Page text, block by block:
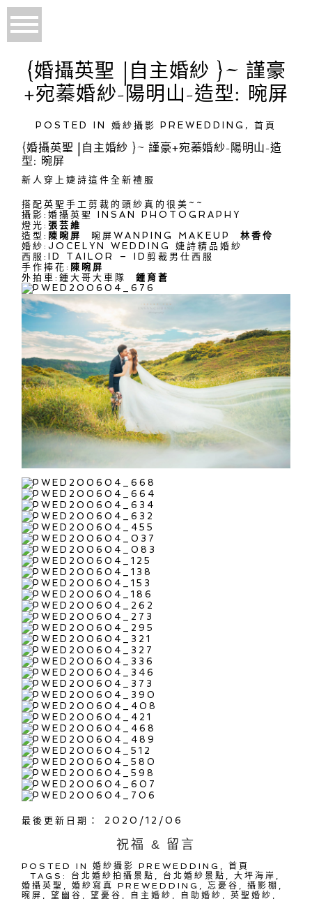
{婚攝英聖 |自主婚紗 }~ 謹豪
+宛蓁婚紗-陽明山-造型: 晼屏
POSTED IN 婚紗攝影 PREWEDDING ,首頁
{婚攝英聖 |自主婚紗 }~ 謹豪+宛蓁婚紗-陽明山-造
型: 晼屏
新人穿上婕詩這件全新禮服
搭配英聖手工剪裁的頭紗真的很美~~
攝影:婚攝英聖 INSAN PHOTOGRAPHY
燈光:張芸維
造型: 陳晼屏 晼屏WANPING MAKEUP林香伶
婚紗:JOCELYN WEDDING 婕詩精品婚紗
西服:ID TAILOR – ID剪裁男仕西服
手作捧花: 陳晼屏
外拍車:鍾大哥大車隊鍾育蒼
最後更新日期： 2020/12/06
祝福 & 留言
POSTED IN婚紗攝影 PREWEDDING ,首頁
TAGS: 台北婚紗拍攝景點 台北婚紗景點 ,大坪海岸
婚攝英聖
,婚紗寫真 PREWEDDING ,忘憂谷 ,攝影棚
晼屏
,望幽谷 ,望憂谷 自主婚紗 自助婚紗 ,英聖婚紗